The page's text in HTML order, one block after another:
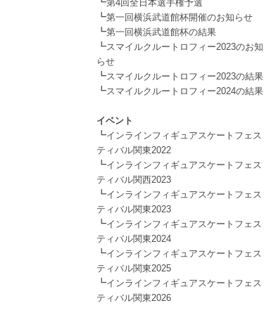
第4回全日本選手権予選
┗第一回横浜武道館杯開催のお知らせ
┗第一回横浜武道館杯の結果
┗スマイルクルートロフィー2023のお知
らせ
┗スマイルクルートロフィー2023の結果
┗スマイルクルートロフィー2024の結果
イベント
┗インラインフィギュアスケートフェス
ティバル関東2022
┗インラインフィギュアスケートフェス
ティバル関西2023
┗インラインフィギュアスケートフェス
ティバル関東2023
┗インラインフィギュアスケートフェス
ティバル関東2024
┗インラインフィギュアスケートフェス
ティバル関東2025
┗インラインフィギュアスケートフェス
ティバル関東2026